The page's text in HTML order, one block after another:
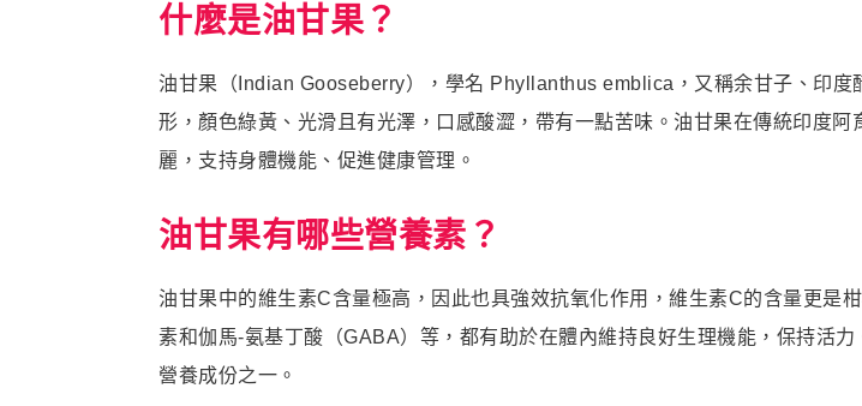
什麼是油甘果？
油甘果（Indian Gooseberry），學名 Phyllanthus emblica，又稱余甘子、印
形，顏色綠黃、光滑且有光澤，口感酸澀，帶有一點苦味。油甘果在傳統印度
麗，支持身體機能、促進健康管理。
油甘果有哪些營養素？
油甘果中的維生素C含量極高，因此也具強效抗氧化作用，維生素C的含量更是
素和伽馬-氨基丁酸（GABA）等，都有助於在體內維持良好生理機能，保持活
營養成份之一。